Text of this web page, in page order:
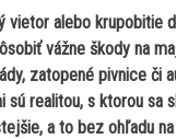
vietor alebo krupobitie
vážne škody na
zatopené pivnice či
sú realitou, s ktorou sa
a to bez ohľadu